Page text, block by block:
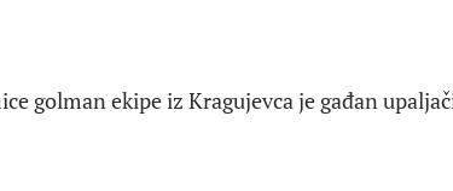
golman ekipe iz Kragujevca je gađan